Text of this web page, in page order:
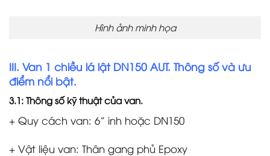
Hình ảnh minh họa
III. Van 1 chiều lá lật DN150 AUT. Thông số và ưu
điểm nổi bật.
3.1: Thông số kỹ thuật của van.
+ Quy cách van: 6” inh hoặc DN150
+ Vật liệu van: Thân gang phủ Epoxy